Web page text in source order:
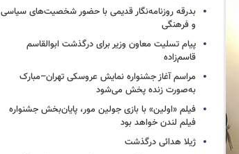
بدرقه روزنامه‌نگار قدیمی با حضور شخصیت‌های سیاسی
و فرهنگی
پیام تسلیت معاون وزیر برای درگذشت ابوالقاسم
قاسم‌زاده
مراسم آغاز جشنواره نمایش عروسکی تهران–مبارک
به‌صورت زنده پخش می‌شود
فیلم «اولین» با بازی جولین مور، پایان‌بخش جشنواره
فیلم لندن خواهد بود
ژیلا هدائی درگذشت